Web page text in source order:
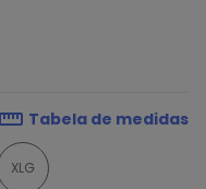
Tabela de medidas
XLG